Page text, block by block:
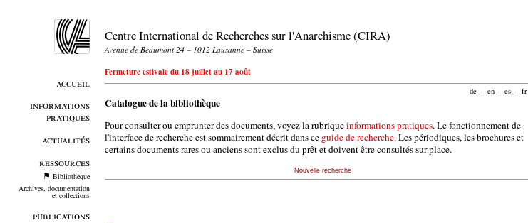
accueil
informations
pratiques
actualités
ressources
Bibliothèque
Archives, documentation
et collections
publications
Centre International de Recherches sur l'Anarchisme (CIRA)
Avenue de Beaumont 24 – 1012 Lausanne – Suisse
Fermeture estivale du 18 juillet au 17 août
de – en – es – fr
Catalogue de la bibliothèque
Pour consulter ou emprunter des documents, voyez la rubriqueinformations pratiques. Le fonctionnement de
l'interface de recherche est sommairement décrit dans ce guide de recherche. Les périodiques, les brochures et
certains documents rares ou anciens sont exclus du prêt et doivent être consultés sur place.
Nouvelle recherche